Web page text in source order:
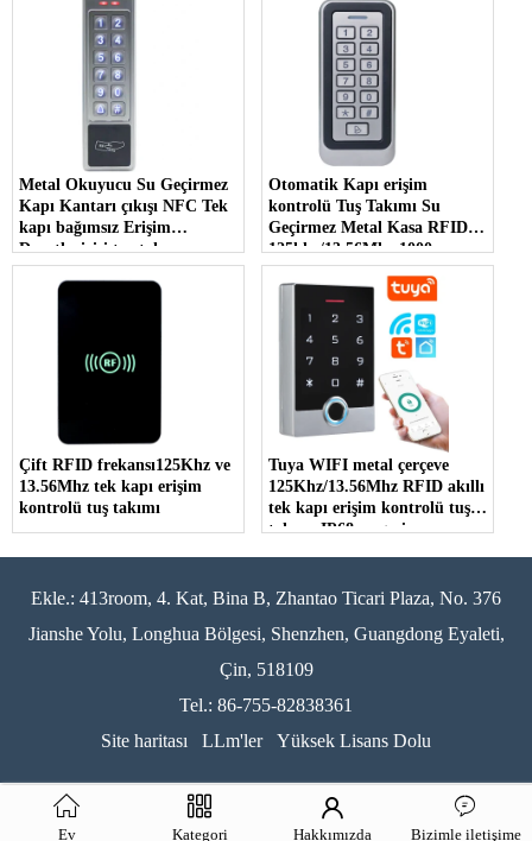
Metal Okuyucu Su Geçirmez
Kapı Kantarı çıkışı NFC Tek
kapı bağımsız Erişim
Denetleyicisi tuş takımı
Otomatik Kapı erişim
kontrolü Tuş Takımı Su
Geçirmez Metal Kasa RFID
125khz/13.56Mhz 1000
Kullanıcılı Bağımsız Erişim
Kontrolü Tuş Takımı
Çift RFID frekansı125Khz ve
13.56Mhz tek kapı erişim
kontrolü tuş takımı
Tuya WIFI metal çerçeve
125Khz/13.56Mhz RFID akıllı
tek kapı erişim kontrolü tuş
takımı IP68 su geçirmez
Ekle.: 413room, 4. Kat, Bina B, Zhantao Ticari Plaza, No. 376
Jianshe Yolu, Longhua Bölgesi, Shenzhen, Guangdong Eyaleti,
Çin, 518109
Tel.: 86-755-82838361
Site haritası
LLm'ler Yüksek Lisans Dolu
Ev Kategori Hakkımızda Bizimle iletişime